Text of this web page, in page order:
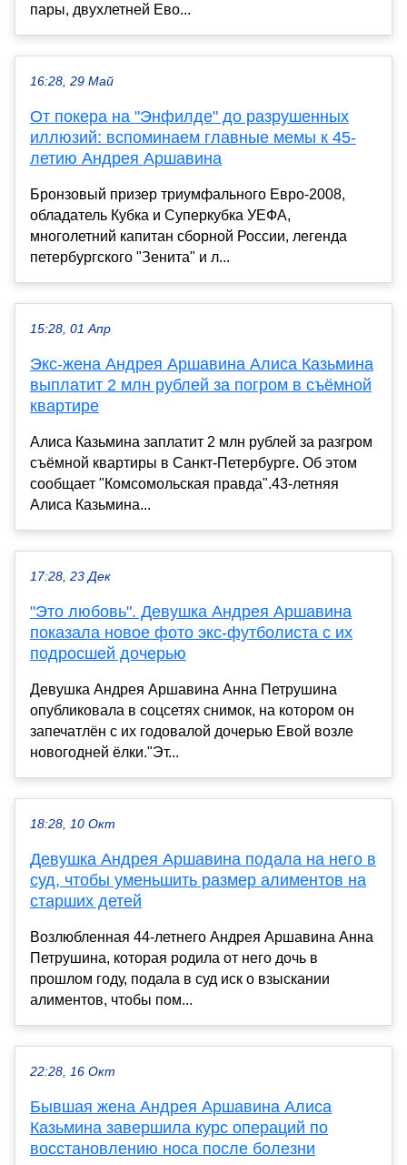
пары, двухлетней Ево...
16:28, 29 Май
От покера на "Энфилде" до разрушенных
иллюзий: вспоминаем главные мемы к 45-
летию Андрея Аршавина
Бронзовый призер триумфального Евро-2008,
обладатель Кубка и Суперкубка УЕФА,
многолетний капитан сборной России, легенда
петербургского "Зенита" и л...
15:28, 01 Апр
Экс-жена Андрея Аршавина Алиса Казьмина
выплатит 2 млн рублей за погром в съёмной
квартире
Алиса Казьмина заплатит 2 млн рублей за разгром
съёмной квартиры в Санкт-Петербурге. Об этом
сообщает "Комсомольская правда".43-летняя
Алиса Казьмина...
17:28, 23 Дек
"Это любовь". Девушка Андрея Аршавина
показала новое фото экс-футболиста с их
подросшей дочерью
Девушка Андрея Аршавина Анна Петрушина
опубликовала в соцсетях снимок, на котором он
запечатлён с их годовалой дочерью Евой возле
новогодней ёлки."Эт...
18:28, 10 Окт
Девушка Андрея Аршавина подала на него в
суд, чтобы уменьшить размер алиментов на
старших детей
Возлюбленная 44-летнего Андрея Аршавина Анна
Петрушина, которая родила от него дочь в
прошлом году, подала в суд иск о взыскании
алиментов, чтобы пом...
22:28, 16 Окт
Бывшая жена Андрея Аршавина Алиса
Казьмина завершила курс операций по
восстановлению носа после болезни